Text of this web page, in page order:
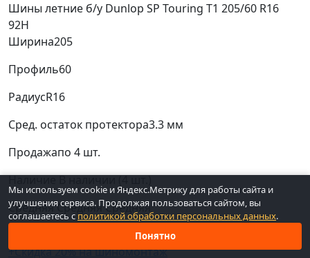
Шины летние б/у Dunlop SP Touring T1 205/60 R16
92H
Ширина205
Профиль60
РадиусR16
Сред. остаток протектора3.3 мм
Продажапо 4 шт.
НаличиеВ наличии (4 шт.)
СредняяСредняяСредняя
+Скидка 20% на шиномонтаж
Мы используем cookie и Яндекс.Метрику для работы сайта и
улучшения сервиса. Продолжая пользоваться сайтом, вы
соглашаетесь с политикой обработки персональных данных.
Понятно